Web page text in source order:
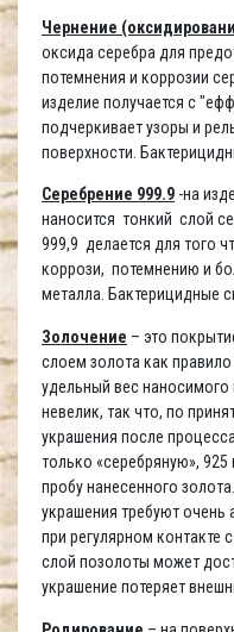
Чернение
оксида серебра для
потемнения и коррозии
изделие получается с
подчеркивает узоры и
поверхности.
Серебрение 999.9 -на
наносится тонкий слой
999,9 делается для того
коррози, потемнению и
металла. Бактерицидные
Золочение – это
слоем золота как
удельный вес наносимого
невелик, так что, по
украшения после
только «серебряную», 925
пробу нанесенного
украшения требуют очень
при регулярном
слой позолоты может
украшение потеряет